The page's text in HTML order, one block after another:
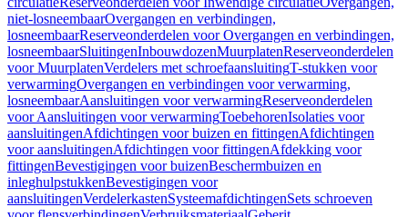
niet-losneembaarOvergangen en verbindingen,
losneembaarReserveonderdelen voor Overgangen en verbindingen,
losneembaarSluitingenInbouwdozenMuurplatenReserveonderdelen
voor MuurplatenVerdelers met schroefaansluitingT-stukken voor
verwarmingOvergangen en verbindingen voor verwarming,
losneembaarAansluitingen voor verwarmingReserveonderdelen
voor Aansluitingen voor verwarmingToebehorenIsolaties voor
aansluitingenAfdichtingen voor buizen en fittingenAfdichtingen
voor aansluitingenAfdichtingen voor fittingenAfdekking voor
fittingenBevestigingen voor buizenBeschermbuizen en
inleghulpstukkenBevestigingen voor
aansluitingenVerdelerkastenSysteemafdichtingenSets schroeven